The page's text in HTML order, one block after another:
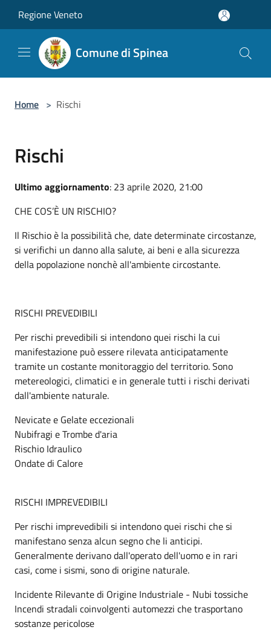
Regione Veneto
Comune di Spinea
Home > Rischi
Rischi
Ultimo aggiornamento: 23 aprile 2020, 21:00
CHE COS’È UN RISCHIO?
Il Rischio è la possibilità che, date determinate circostanze,
si verifichi un danno alla salute, ai beni e alla sicurezza
della popolazione nonchè all'ambiente circostante.
RISCHI PREVEDIBILI
Per rischi prevedibili si intendono quei rischi la cui
manifestazione può essere rilevata anticipatamente
tramite un costante monitoraggio del territorio. Sono
metereologici, climatici e in generale tutti i rischi derivati
dall'ambiente naturale.
Nevicate e Gelate eccezionali
Nubifragi e Trombe d'aria
Rischio Idraulico
Ondate di Calore
RISCHI IMPREVEDIBILI
Per rischi imprevedibili si intendono quei rischi che si
manifestano senza alcun segno che li anticipi.
Generalmente derivano dall'operato dell'uomo e in rari
casi, come i sismi, sono di origine naturale.
Incidente Rilevante di Origine Industriale - Nubi tossiche
Incendi stradali coinvolgenti automezzi che trasportano
sostanze pericolose